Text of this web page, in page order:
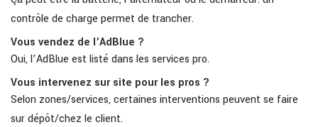
contrôle de charge permet de trancher.
Vous vendez de l’AdBlue ?
Oui, l’AdBlue est listé dans les services pro.
Vous intervenez sur site pour les pros ?
Selon zones/services, certaines interventions peuvent se faire
sur dépôt/chez le client.